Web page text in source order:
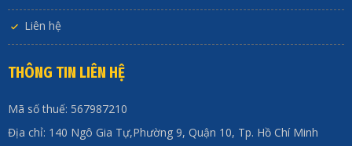
Liên hệ
THÔNG TIN LIÊN HỆ
Mã số thuế: 567987210
Địa chỉ: 140 Ngô Gia Tự,Phường 9, Quận 10, Tp. Hồ Chí Minh